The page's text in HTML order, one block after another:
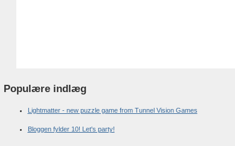
Populære indlæg
Lightmatter - new puzzle game from Tunnel Vision Games
Bloggen fylder 10! Let's party!